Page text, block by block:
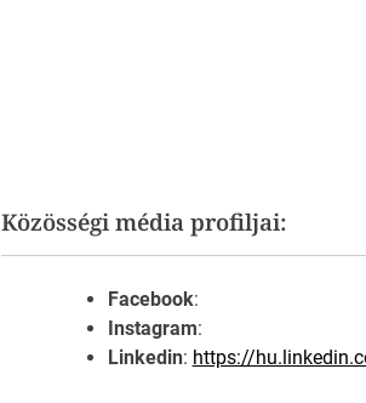
Közösségi média profiljai:
Facebook:
Instagram:
Linkedin: https://